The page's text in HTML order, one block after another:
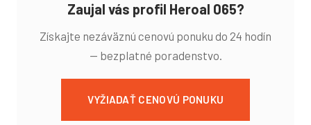
Zaujal vás profil Heroal 065?
Získajte nezáväznú cenovú ponuku do 24 hodín
— bezplatné poradenstvo.
VYŽIADAŤ CENOVÚ PONUKU